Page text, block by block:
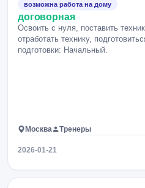
возможна работа на дому
договорная
Освоить с нуля, поставить
отработать технику,
подготовки: Начальный.
Москва Тренеры
2026-01-21